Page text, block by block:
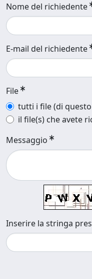
Nome del richiedente
E-mail del richiedente
File
tutti i file (di
il file(s) che avete
Messaggio
Inserire la stringa